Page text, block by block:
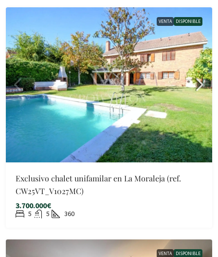
VENTA DISPONIBLE
Exclusivo chalet unifamilar en La Moraleja (ref.
CW25VT_V1027MC)
3.700.000€
5 5 360
VENTA DISPONIBLE